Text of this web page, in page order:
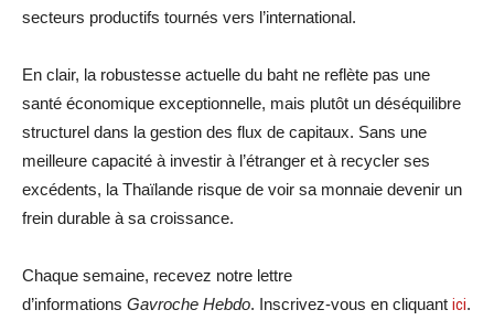
secteurs productifs tournés vers l’international.
En clair, la robustesse actuelle du baht ne reflète pas une
santé économique exceptionnelle, mais plutôt un déséquilibre
structurel dans la gestion des flux de capitaux. Sans une
meilleure capacité à investir à l’étranger et à recycler ses
excédents, la Thaïlande risque de voir sa monnaie devenir un
frein durable à sa croissance.
Chaque semaine, recevez notre lettre
d’informations Gavroche Hebdo. Inscrivez-vous en cliquant ici.